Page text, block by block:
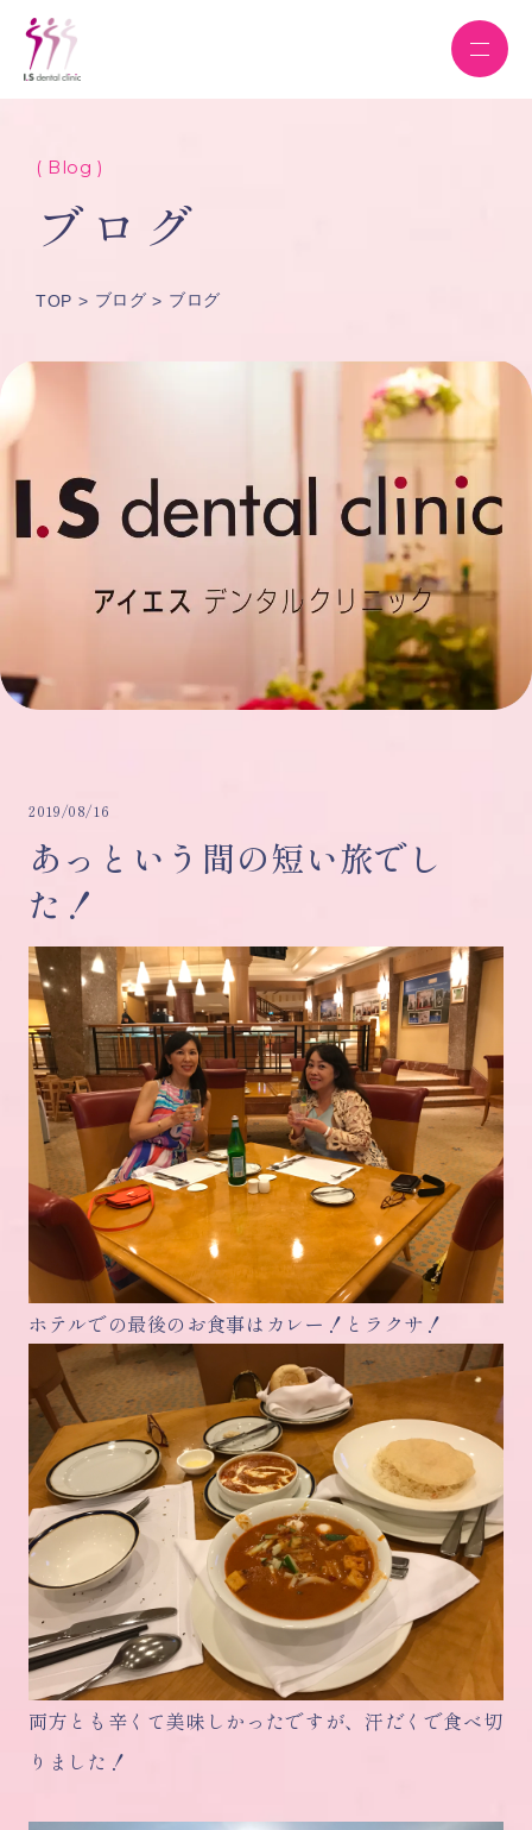
( Blog )
ブログ
TOP ブログ ブログ
2019/08/16
あっという間の短い旅でし
た！
ホテルでの最後のお食事はカレー！とラクサ！
両方とも辛くて美味しかったですが、汗だくで食べ切
りました！